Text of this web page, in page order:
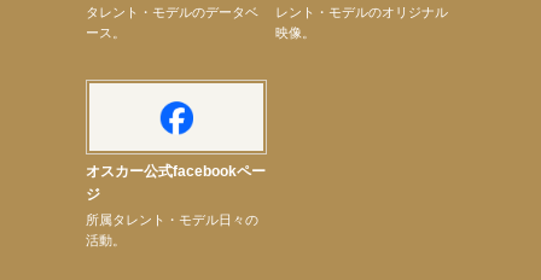
タレント・モデルのデータベ
ース。
レント・モデルのオリジナル
映像。
オスカー公式facebookペー
ジ
所属タレント・モデル日々の
活動。